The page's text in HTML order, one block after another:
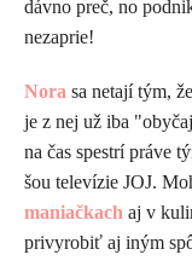
dávno preč, no
nezaprie!
Nora sa netají tým,
je z nej už iba
na čas spestrí práve
šou televízie JOJ.
maniačkach aj v
privyrobiť aj iným